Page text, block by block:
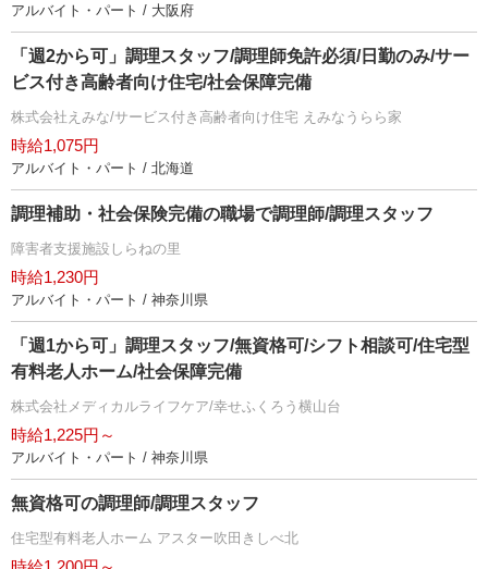
アルバイト・パート / 大阪府
「週2から可」調理スタッフ/調理師免許必須/日勤のみ/サー
ビス付き高齢者向け住宅/社会保障完備
株式会社えみな/サービス付き高齢者向け住宅 えみなうらら家
時給1,075円
アルバイト・パート / 北海道
調理補助・社会保険完備の職場で調理師/調理スタッフ
障害者支援施設しらねの里
時給1,230円
アルバイト・パート / 神奈川県
「週1から可」調理スタッフ/無資格可/シフト相談可/住宅型
有料老人ホーム/社会保障完備
株式会社メディカルライフケア/幸せふくろう横山台
時給1,225円～
アルバイト・パート / 神奈川県
無資格可の調理師/調理スタッフ
住宅型有料老人ホーム アスター吹田きしべ北